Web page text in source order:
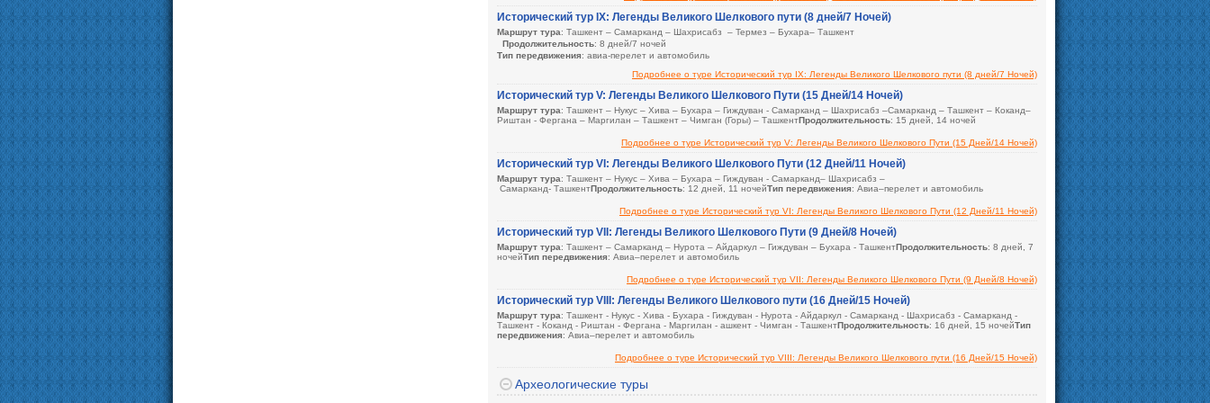
Сезон
: в течение всего года
Размещение: одноместные и двухместные номера в гостиницах
Исторический тур IX: Легенды Великого Шелкового пути (8 дней/7 Ночей)
Маршрут тура: Ташкент – Самарканд – Шахрисабз – Термез – Бухара– Ташкент
Продолжительность: 8 дней/7 ночей
Тип передвижения: авиа-перелет и автомобиль
Размещение
: одноместные и двухместные номера в гостиницах
Подробнее о туре Исторический тур IX: Легенды Великого Шелкового пути (8 дней/7 Ночей)
Исторический тур V: Легенды Великого Шелкового Пути (15 Дней/14 Ночей)
Маршрут тура: Ташкент – Нукус – Хива – Бухара – Гиждуван - Самарканд – Шахрисабз –Самарканд – Ташкент – Коканд–
Риштан - Фергана – Маргилан – Ташкент – Чимган (Горы) – ТашкентПродолжительность: 15 дней, 14 ночей
Подробнее о туре Исторический тур V: Легенды Великого Шелкового Пути (15 Дней/14 Ночей)
Исторический тур VI: Легенды Великого Шелкового Пути (12 Дней/11 Ночей)
Маршрут тура: Ташкент – Нукус – Хива – Бухара – Гиждуван - Самарканд– Шахрисабз –
Самарканд- ТашкентПродолжительность: 12 дней, 11 ночейТип передвижения: Авиа–перелет и автомобиль
Подробнее о туре Исторический тур VI: Легенды Великого Шелкового Пути (12 Дней/11 Ночей)
Исторический тур VII: Легенды Великого Шелкового Пути (9 Дней/8 Ночей)
Маршрут тура: Ташкент – Самарканд – Нурота – Айдаркул – Гиждуван – Бухара - ТашкентПродолжительность: 8 дней, 7
ночейТип передвижения: Авиа–перелет и автомобиль
Подробнее о туре Исторический тур VII: Легенды Великого Шелкового Пути (9 Дней/8 Ночей)
Исторический тур VIII: Легенды Великого Шелкового пути (16 Дней/15 Ночей)
Маршрут тура: Ташкент - Нукус - Хива - Бухара - Гиждуван - Нурота - Айдаркул - Самарканд - Шахрисабз - Самарканд -
Ташкент - Коканд - Риштан - Фергана - Маргилан - ашкент - Чимган - ТашкентПродолжительность: 16 дней, 15 ночейТип
передвижения: Авиа–перелет и автомобиль
Подробнее о туре Исторический тур VIII: Легенды Великого Шелкового пути (16 Дней/15 Ночей)
Археологические туры